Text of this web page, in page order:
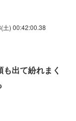
土) 00:42:00.38
出て紛れまく